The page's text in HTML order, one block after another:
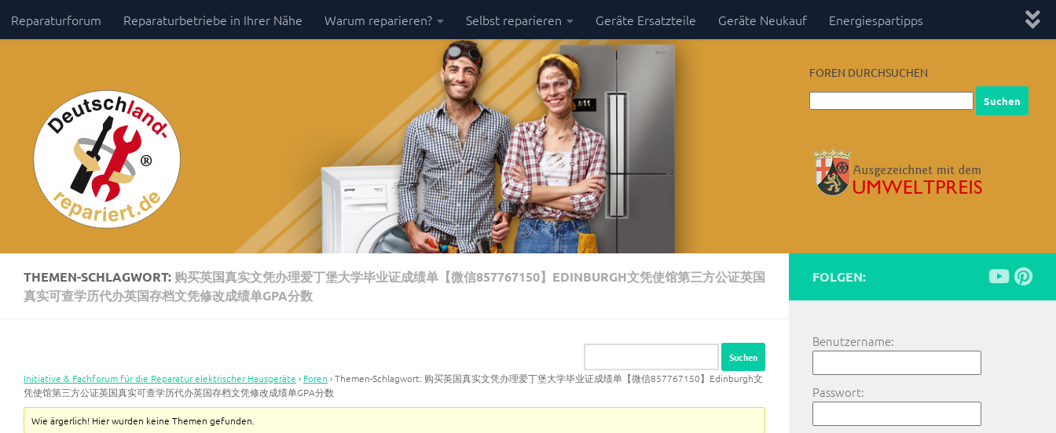
Zum Inhalt springen
Reparaturforum Reparaturbetriebe in Ihrer Nähe Warum reparieren? Selbst reparieren Geräte Ersatzteile Geräte Neukauf Energiespartipps
FOREN DURCHSUCHEN
THEMEN-SCHLAGWORT: 购买英国真实文凭办理爱丁堡大学毕业证成绩单【微信857767150】EDINBURGH文凭使馆第三方公证英国
真实可查学历代办英国存档文凭修改成绩单GPA分数
Initiative & Fachforum für die Reparatur elektrischer Hausgeräte › Foren ›Themen-Schlagwort: 购买英国真实文凭办理爱丁堡大学毕业证成绩单【微信857767150】Edinburgh文
凭使馆第三方公证英国真实可查学历代办英国存档文凭修改成绩单GPA分数
Wie ärgerlich! Hier wurden keine Themen gefunden.
FOLGEN:
Benutzername:
Passwort: